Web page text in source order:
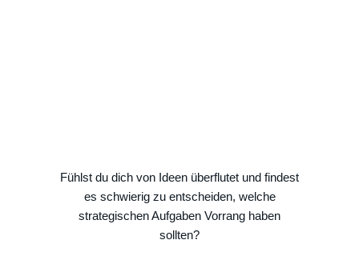
Fühlst du dich von Ideen überflutet und findest
es schwierig zu entscheiden, welche
strategischen Aufgaben Vorrang haben
sollten?